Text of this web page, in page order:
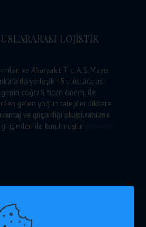
LOJİSTİK
ve Akaryakıt Tic. A.Ş. Mayıs
yerleşik 45 uluslararası
coğrafi, ticari önemi ile
gelen yoğun talepler dikkate
ve güçbirliği oluşturabilme
ile kurulmuştur.
/ Ankara